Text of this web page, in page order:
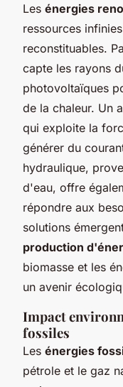
Les énergies
ressources
reconstituables.
capte les rayons
photovoltaïques
de la chaleur. Un
qui exploite la
générer du
hydraulique,
d'eau, offre
répondre aux
solutions
production
biomasse et les
un avenir
Impact
fossiles
Les énergies
pétrole et le gaz